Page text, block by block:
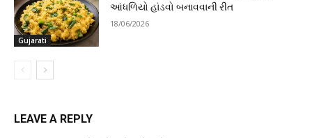
Gujarati
આંધળિયો હાંડવો બનાવવાની રીત
18/06/2026
LEAVE A REPLY